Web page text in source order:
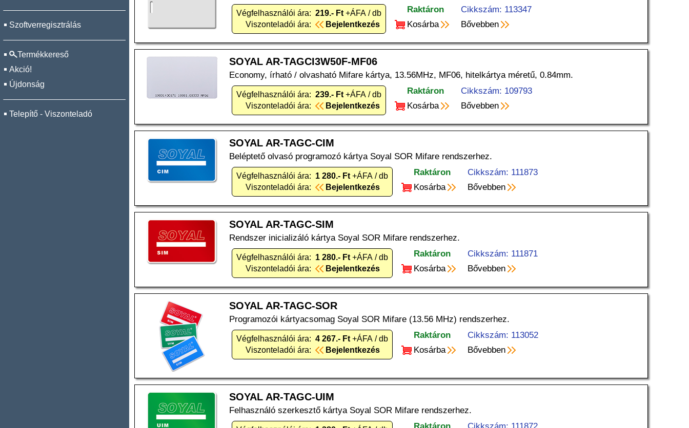
Szoftverregisztrálás
Termékkereső
Akció!
Újdonság
Telepítő - Viszonteladó
Végfelhasználói ára: 219.- Ft +ÁFA / db
Viszonteladói ára:
Bejelentkezés
Raktáron
Cikkszám: 113347
Kosárba
Bővebben
SOYAL AR-TAGCI3W50F-MF06
Economy, írható / olvasható Mifare kártya, 13.56MHz, MF06, hitelkártya méretű, 0.84mm.
Végfelhasználói ára: 239.- Ft +ÁFA / db
Viszonteladói ára:
Bejelentkezés
Raktáron
Cikkszám: 109793
Kosárba
Bővebben
SOYAL AR-TAGC-CIM
Beléptető olvasó programozó kártya Soyal SOR Mifare rendszerhez.
Végfelhasználói ára: 1 280.- Ft +ÁFA / db
Viszonteladói ára:
Bejelentkezés
Raktáron
Cikkszám: 111873
Kosárba
Bővebben
SOYAL AR-TAGC-SIM
Rendszer inicializáló kártya Soyal SOR Mifare rendszerhez.
Végfelhasználói ára: 1 280.- Ft +ÁFA / db
Viszonteladói ára:
Bejelentkezés
Raktáron
Cikkszám: 111871
Kosárba
Bővebben
SOYAL AR-TAGC-SOR
Programozói kártyacsomag Soyal SOR Mifare (13.56 MHz) rendszerhez.
Végfelhasználói ára: 4 267.- Ft +ÁFA / db
Viszonteladói ára:
Bejelentkezés
Raktáron
Cikkszám: 113052
Kosárba
Bővebben
SOYAL AR-TAGC-UIM
Felhasználó szerkesztő kártya Soyal SOR Mifare rendszerhez.